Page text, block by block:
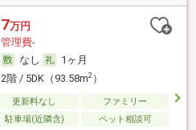
7万円
管理費-
なし
1ヶ月
2階 / 5DK（93.58m2）
更新料なし
ファミリー
駐車場(近隣含) ペット相談可